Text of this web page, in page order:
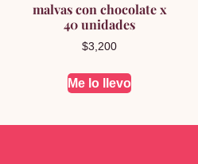
malvas con chocolate x
40 unidades
$3,200
Me lo llevo